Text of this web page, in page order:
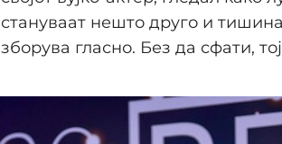
стануваат нешто друго и
зборува гласно. Без да сфати,